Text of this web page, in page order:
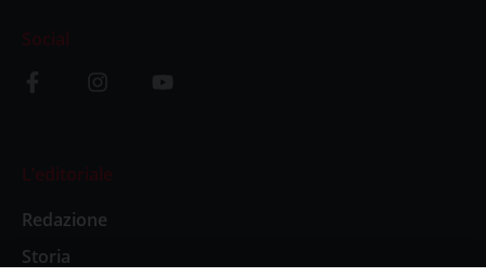
Social
L’editoriale
Redazione
Storia